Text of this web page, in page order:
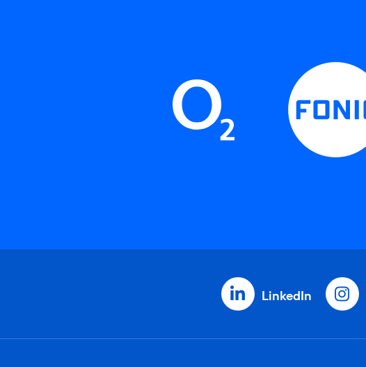
LinkedIn